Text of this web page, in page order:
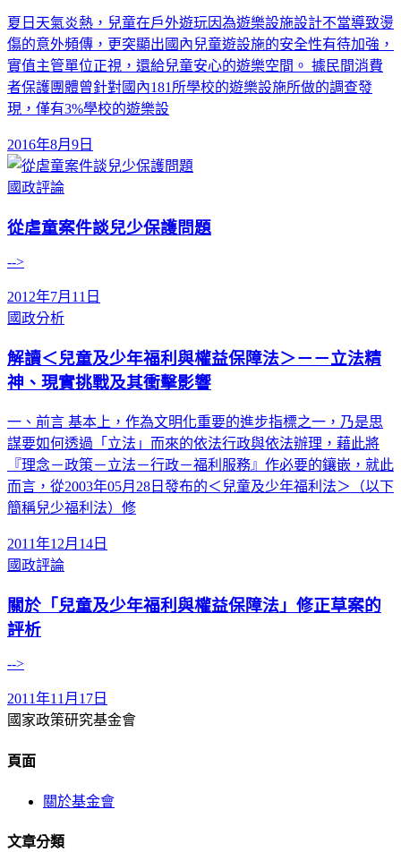
夏日天氣炎熱，兒童在戶外遊玩因為遊樂設施設計不當導致燙
傷的意外頻傳，更突顯出國內兒童遊設施的安全性有待加強，
實值主管單位正視，還給兒童安心的遊樂空間。 據民間消費
者保護團體曾針對國內181所學校的遊樂設施所做的調查發
現，僅有3%學校的遊樂設
2016年8月9日
國政評論
從虐童案件談兒少保護問題
-->
2012年7月11日
國政分析
解讀＜兒童及少年福利與權益保障法＞－－立法精
神、現實挑戰及其衝擊影響
一、前言 基本上，作為文明化重要的進步指標之一，乃是思
謀要如何透過「立法」而來的依法行政與依法辦理，藉此將
『理念－政策－立法－行政－福利服務』作必要的鑲嵌，就此
而言，從2003年05月28日發布的＜兒童及少年福利法＞（以下
簡稱兒少福利法）修
2011年12月14日
國政評論
關於「兒童及少年福利與權益保障法」修正草案的
評析
-->
2011年11月17日
國家政策研究基金會
頁面
關於基金會
文章分類